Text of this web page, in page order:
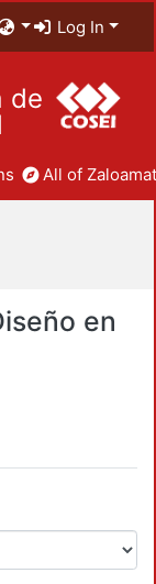
Log In
de
All of
en